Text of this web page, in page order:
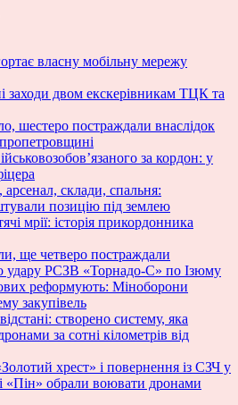
власну мобільну мережу
заходи двом екскерівникам ТЦК та
шестеро постраждали внаслідок
за кордон: у
арсенал, склади, спальня:
позицію під землею
мрії: історія прикордонника
ще четверо постраждали
удару РСЗВ «Торнадо-С» по Ізюму
реформують: Міноборони
закупівель
створено систему, яка
за сотні кілометрів від
хрест» і повернення із СЗЧ у
«Пін» обрали воювати дронами